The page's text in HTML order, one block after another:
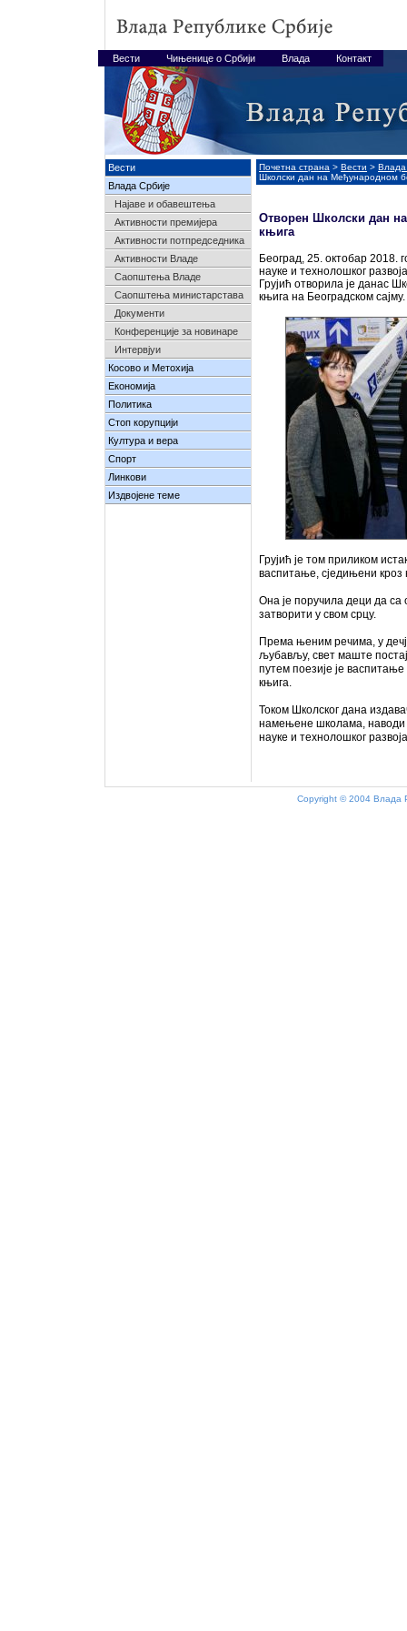
Вести Чињенице о Србији Влада Контакт
Вести
Влада Србије
Најавe и обавештења
Активности премијера
Активности потпредседника
Активности Владе
Саопштења Владе
Саопштења министарстава
Документи
Конференције за новинаре
Интервјуи
Косово и Метохија
Економија
Политика
Стоп корупцији
Култура и вера
Спорт
Линкови
Издвојене теме
Почетна страна > Вести > Влада
Школски дан на Међународном
Отворен Школски дан
књига
Београд, 25. октобар 2018.
науке и технолошког
Грујић отворила је данас
књига на Београдском сајму.
Грујић је том приликом
васпитање, сједињени кроз
Она је поручила деци да са
затворити у свом срцу.
Према њеним речима, у
љубављу, свет маште
путем поезије је
књига.
Током Школског дана
намењене школама, наводи
науке и технолошког
Copyright © 2004 Влада